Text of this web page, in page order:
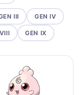
III GEN IV
GEN IX